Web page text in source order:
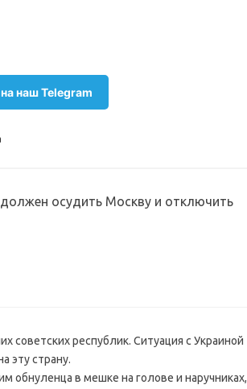
наш Telegram
осудить Москву и отключить
советских республик. Ситуация с Украиной
эту страну.
обнуленца в мешке на голове и наручниках,